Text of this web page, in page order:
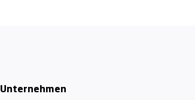
Unternehmen